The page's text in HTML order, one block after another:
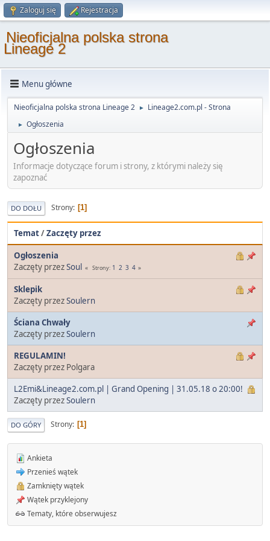
Zaloguj się Rejestracja
Nieoficjalna polska strona
Lineage 2
Menu główne
Nieoficjalna polska strona Lineage 2 ► Lineage2.com.pl - Strona
► Ogłoszenia
Ogłoszenia
Informacje dotyczące forum i strony, z którymi należy się
zapoznać
DO DOŁU Strony 1
Temat/Zaczęty przez
Ogłoszenia
Zaczęty przezSoul Strony 1 2 3 4
Sklepik
Zaczęty przezSoulern
Ściana Chwały
Zaczęty przezSoulern
REGULAMIN!
Zaczęty przez Polgara
L2Emi&Lineage2.com.pl | Grand Opening | 31.05.18 o 20:00!
Zaczęty przezSoulern
DO GÓRY Strony 1
Ankieta
Przenieś wątek
Zamknięty wątek
Wątek przyklejony
Tematy, które obserwujesz